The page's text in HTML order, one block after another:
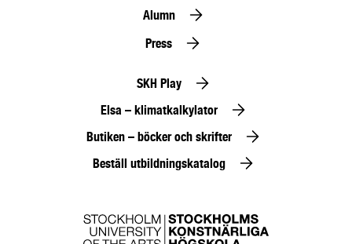
Alumn
Press
SKH Play
Elsa – klimatkalkylator
Butiken – böcker och skrifter
Beställ utbildningskatalog